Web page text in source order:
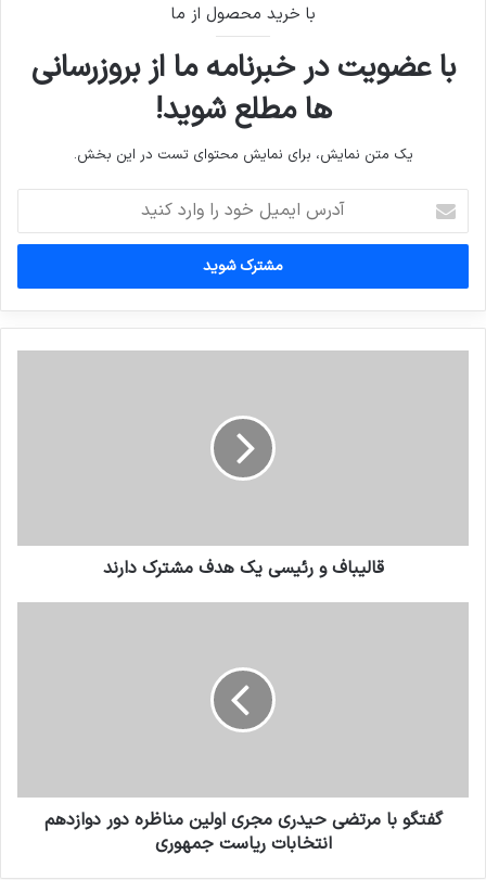
با خرید محصول از ما
با عضویت در خبرنامه ما از بروزرسانی
ها مطلع شوید!
یک متن نمایش، برای نمایش محتوای تست در این بخش.
ایمیل
خود
وارد
کنید
قالیباف و رئیسی یک هدف مشترک دارند
گفتگو با مرتضی حیدری مجری اولین مناظره دور دوازدهم
انتخابات ریاست جمهوری